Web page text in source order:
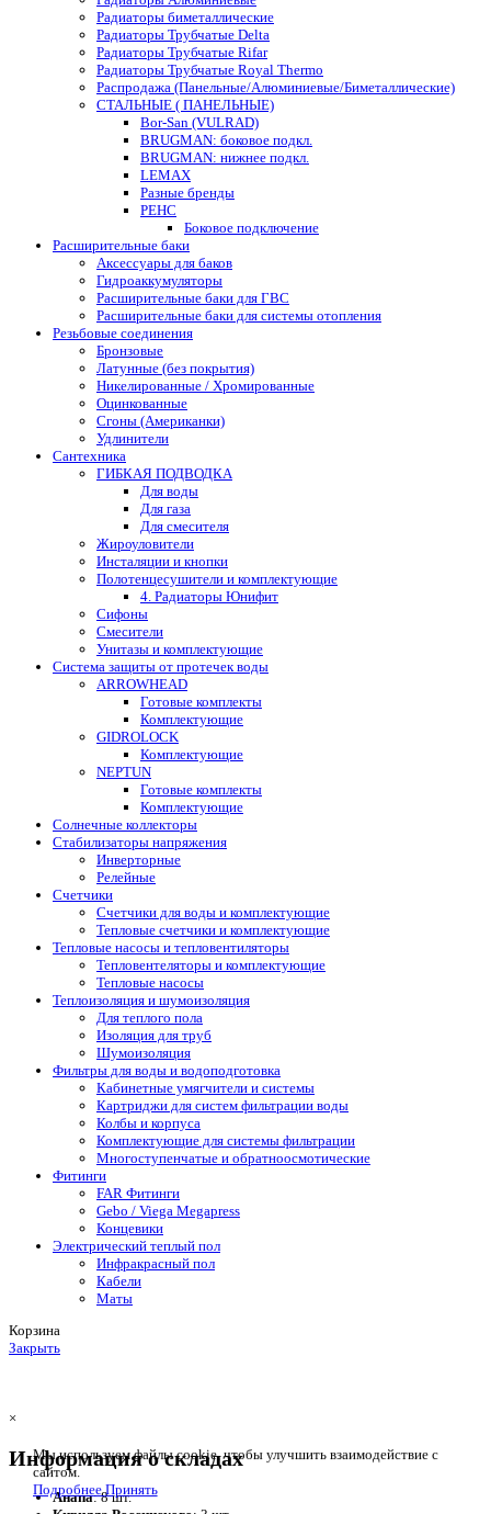
Радиаторы биметаллические
Радиаторы Трубчатые Delta
Радиаторы Трубчатые Rifar
Радиаторы Трубчатые Royal Thermo
Распродажа (Панельные/Алюминиевые/Биметаллические)
СТАЛЬНЫЕ ( ПАНЕЛЬНЫЕ)
Bor-San (VULRAD)
BRUGMAN: боковое подкл.
BRUGMAN: нижнее подкл.
LEMAX
Разные бренды
РЕНС
Боковое подключение
Расширительные баки
Аксессуары для баков
Гидроаккумуляторы
Расширительные баки для ГВС
Расширительные баки для системы отопления
Резьбовые соединения
Бронзовые
Латунные (без покрытия)
Никелированные / Хромированные
Оцинкованные
Сгоны (Американки)
Удлинители
Сантехника
ГИБКАЯ ПОДВОДКА
Для воды
Для газа
Для смесителя
Жироуловители
Инсталяции и кнопки
Полотенцесушители и комплектующие
4. Радиаторы Юнифит
Сифоны
Смесители
Унитазы и комплектующие
Система защиты от протечек воды
ARROWHEAD
Готовые комплекты
Комплектующие
GIDROLOCK
Комплектующие
NEPTUN
Готовые комплекты
Комплектующие
Солнечные коллекторы
Стабилизаторы напряжения
Инверторные
Релейные
Счетчики
Счетчики для воды и комплектующие
Тепловые счетчики и комплектующие
Тепловые насосы и тепловентиляторы
Тепловентеляторы и комплектующие
Тепловые насосы
Теплоизоляция и шумоизоляция
Для теплого пола
Изоляция для труб
Шумоизоляция
Фильтры для воды и водоподготовка
Кабинетные умягчители и системы
Картриджи для систем фильтрации воды
Колбы и корпуса
Комплектующие для системы фильтрации
Многоступенчатые и обратноосмотические
Фитинги
FAR Фитинги
Gebo / Viega Megapress
Концевики
Электрический теплый пол
Инфракрасный пол
Кабели
Маты
Корзина
Закрыть
Мы используем файлы cookie, чтобы улучшить взаимодействие с
сайтом.
ПодробнееПринять
×
Информация о складах
Анапа: 8 шт.